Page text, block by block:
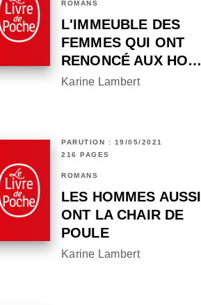
ROMANS
L'IMMEUBLE DES
FEMMES QUI ONT
RENONCÉ AUX HO…
Karine Lambert
PARUTION : 19/05/2021
216 PAGES
ROMANS
LES HOMMES AUSSI
ONT LA CHAIR DE
POULE
Karine Lambert